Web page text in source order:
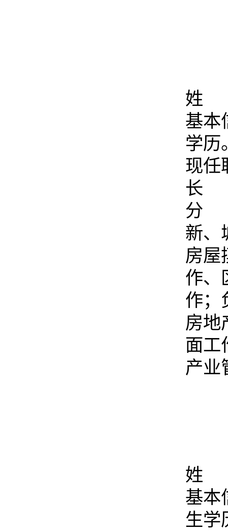
姓
基本
学历
现任
长
分
新、
房屋
作、
作；
房地
面工
产业
姓
基本
生学